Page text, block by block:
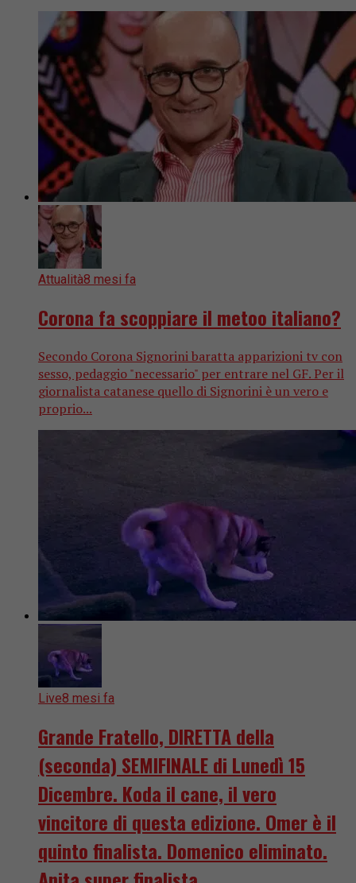
Attualità8 mesi fa
Corona fa scoppiare il metoo italiano?
Secondo Corona Signorini baratta apparizioni tv con
sesso, pedaggio "necessario" per entrare nel GF. Per il
giornalista catanese quello di Signorini è un vero e
proprio...
Live8 mesi fa
Grande Fratello, DIRETTA della
(seconda) SEMIFINALE di Lunedì 15
Dicembre. Koda il cane, il vero
vincitore di questa edizione. Omer è il
quinto finalista. Domenico eliminato.